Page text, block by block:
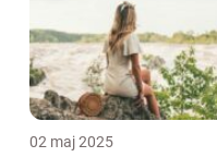
02 maj 2025